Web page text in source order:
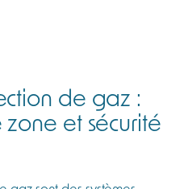
de gaz :
et sécurité